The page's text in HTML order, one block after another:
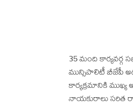
35 మంది కార్యవర్గ
మున్సిపాలిటీ బీజేపీ
కార్యక్రమానికి ముఖ్య
నాయకురాలు సరిత